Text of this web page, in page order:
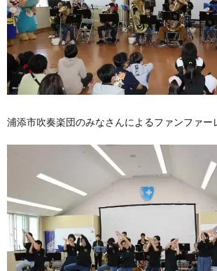
浦添市吹奏楽団のみなさんによるファンファー